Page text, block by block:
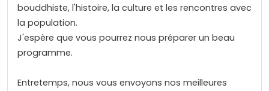
bouddhiste, l'histoire, la culture et les rencontres avec
la population.
J'espère que vous pourrez nous préparer un beau
programme.
Entretemps, nous vous envoyons nos meilleures